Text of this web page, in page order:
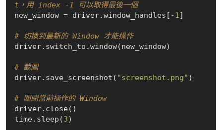
t，用 index -1 可以取得最後一個
new_window = driver.window_handles[ -1]
# 切換到最新的 Window 才能操作
driver.switch_to.window(new_window)
# 截圖
driver.save_screenshot( "screenshot.png" )
# 關閉當前操作的 Window
driver.close()
time.sleep(3)